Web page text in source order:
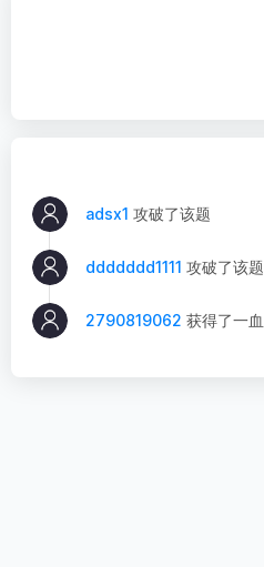
adsx1 攻破了该题
ddddddd1111 攻破了该题
2790819062 获得了一血